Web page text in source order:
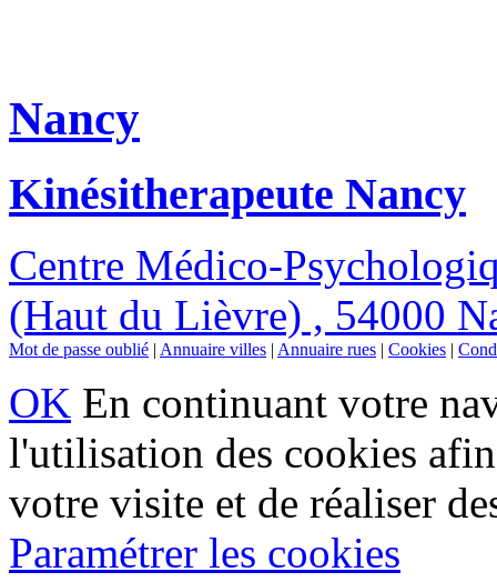
Nancy
Kinésitherapeute Nancy
Centre Médico-
(Haut du Lièvre) , 54000
Mot de passe oublié | Annuaire villes | Annuaire rues | Cookies |
OK En continuant votre
l'utilisation des cookies
votre visite et de réaliser
Paramétrer les cookies